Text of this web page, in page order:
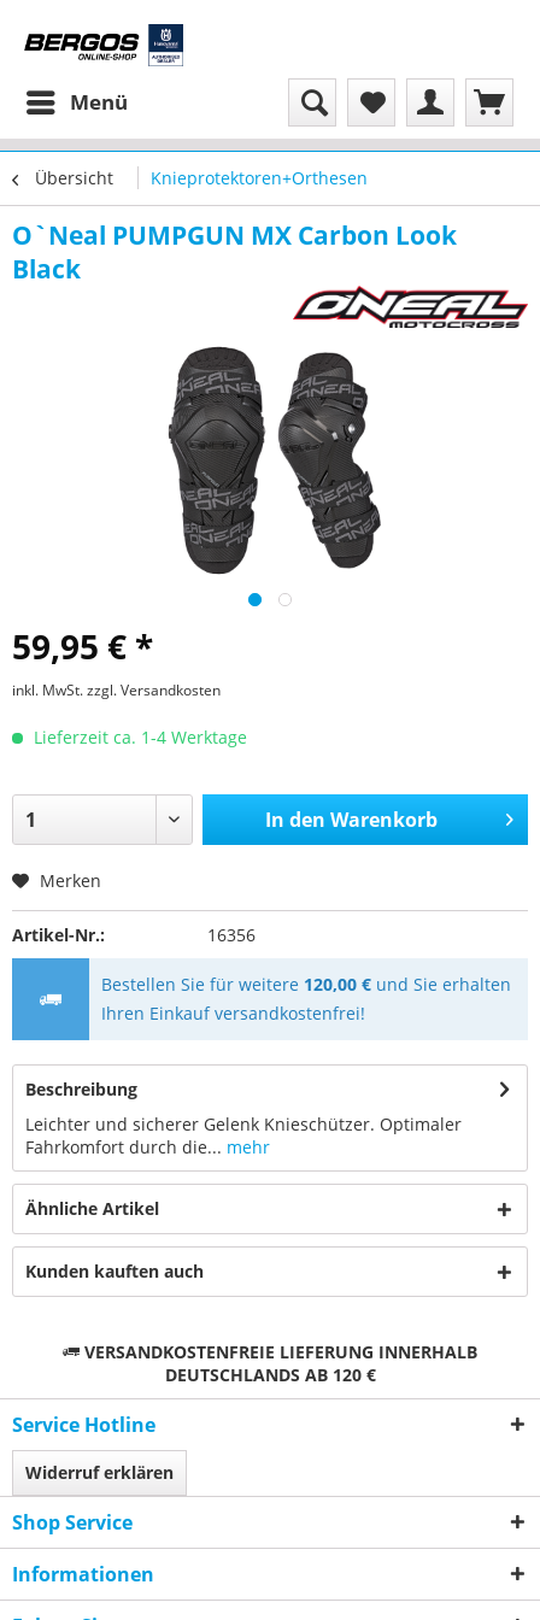
Menü
Übersicht Knieprotektoren+Orthesen
O`Neal PUMPGUN MX Carbon Look
Black
59,95 € *
inkl. MwSt.zzgl. Versandkosten
Lieferzeit ca. 1-4 Werktage
In den Warenkorb
Merken
Artikel-Nr.: 16356
Bestellen Sie für weitere 120,00 € und Sie erhalten
Ihren Einkauf versandkostenfrei!
Beschreibung
Leichter und sicherer Gelenk Knieschützer. Optimaler
Fahrkomfort durch die... mehr
Ähnliche Artikel
Kunden kauften auch
VERSANDKOSTENFREIE LIEFERUNG INNERHALB
DEUTSCHLANDS AB 120 €
Service Hotline
Widerruf erklären
Shop Service
Informationen